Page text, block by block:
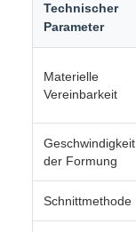
Technischer
Parameter
Materielle
Vereinbarkeit
Geschwindigkeit
der Formung
Schnittmethode